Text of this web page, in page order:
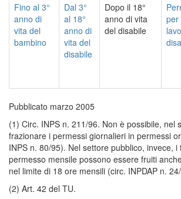
Fino al 3°
anno di
vita del
bambino
Dal 3°
al 18°
anno di
vita del
disabile
Dopo il 18°
anno di vita
del disabile
per
Pubblicato marzo 2005
(1) Circ. INPS n. 211/96. Non è possibile, nel
frazionare i permessi giornalieri in permessi
INPS n. 80/95). Nel settore pubblico, invece, i
permesso mensile possono essere fruiti
nel limite di 18 ore mensili (circ. INPDAP n.
(2) Art. 42 del TU.